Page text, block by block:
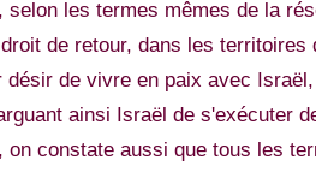
selon les termes mêmes de la
de retour, dans les
désir de vivre en paix avec
ainsi Israël de s'exécuter
on constate aussi que tous les